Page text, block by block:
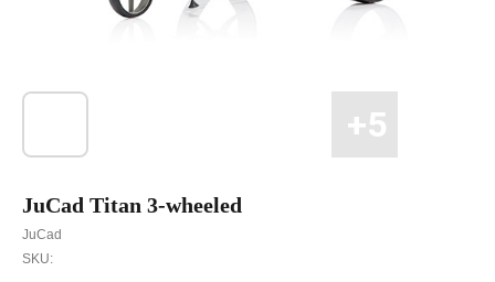
JuCad Titan 3-wheeled
JuCad
SKU: